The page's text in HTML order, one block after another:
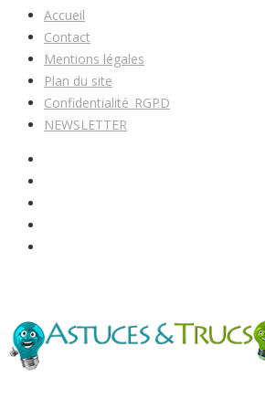
Accueil
Contact
Mentions légales
Plan du site
Confidentialité_RGPD
NEWSLETTER